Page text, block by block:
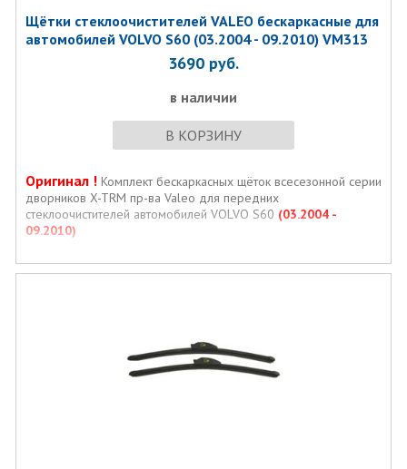
Щётки стеклоочистителей VALEO бескаркасные для
автомобилей VOLVO S60 (03.2004 - 09.2010) VM313
3690 руб.
в наличии
В КОРЗИНУ
Оригинал !Комплект бескаркасных щёток всесезонной серии
дворников X-TRM пр-ва Valeo для передних
стеклоочистителей автомобилей VOLVO S60 (03.2004 -
09.2010)